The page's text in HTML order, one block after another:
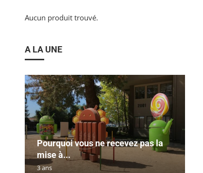
Aucun produit trouvé.
A LA UNE
Pourquoi vous ne recevez pas la
mise à...
3 ans